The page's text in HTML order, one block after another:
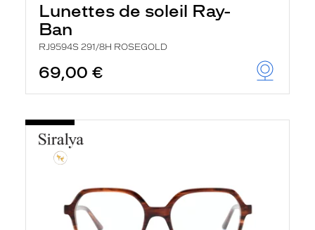
Lunettes de soleil Ray-
Ban
RJ9594S 291/8H ROSEGOLD
69,00 €